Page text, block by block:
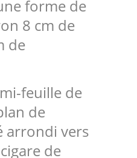
forme de
8 cm de
de
feuille de
de
arrondi vers
de